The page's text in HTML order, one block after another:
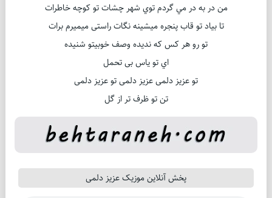
من در به در مي گردم توي شهر چشات تو كوچه خاطرات
تا بياد تو قاب پنجره میشينه نگات راستی میميرم برات
تو رو هر كس كه نديده وصف خوبيتو شنيده
اي تو ياس بی تحمل
تو عزيز دلمی عزيز دلمی تو عزيز دلمی
تن تو ظرف تر از گل
پخش آنلاین موزیک عزیز دلمی